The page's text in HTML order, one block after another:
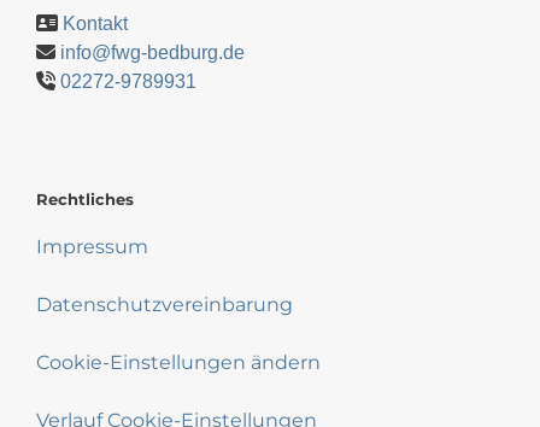
Kontakt
info@fwg-bedburg.de
02272-9789931
Rechtliches
Impressum
Datenschutzvereinbarung
Cookie-Einstellungen ändern
Verlauf Cookie-Einstellungen